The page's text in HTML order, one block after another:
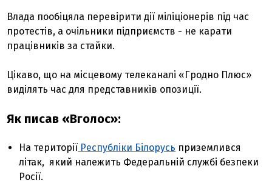
Влада пообіцяла перевірити дії міліціонерів під час
протестів, а очільники підприємств - не карати
працівників за стайки.
Цікаво, що на місцевому телеканалі «Гродно Плюс»
виділять час для представників опозиції.
Як писав «Вголос»:
На території Республіки Білорусь приземлився
літак, який належить Федеральній службі безпеки
Росії.